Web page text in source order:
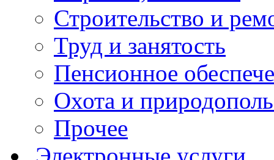
Строительство и
Труд и занятость
Пенсионное
Охота и
Прочее